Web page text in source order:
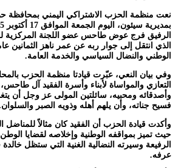
نعت منظمة الحزب الاشتراكي اليمني
الرفيق فرج عوض طاحس عضو اللجنة المركزية
الذي انتقل إلى جوار ربه عن عمر ناهز الثمانين
الوطني والنضال السياسي والخدمة العامة.
وفي بيان النعي، عبّرت قيادتا منظمة الحزب
التعازي والمواساة لأبناء وأسرة الفقيد آل
وأصدقائه ومحبيه، سائلتين المولى عز وجل أن
فسيح جناته، وأن يلهم أهله وذويه الصبر
وأكدت قيادة الحزب أن الفقيد كان مثالاً للمناضل
حيث تميز بمواقفه الوطنية وإخلاصه لقضايا
الرفيعة وسيرته النضالية الغنية التي ستظل
عرفه.